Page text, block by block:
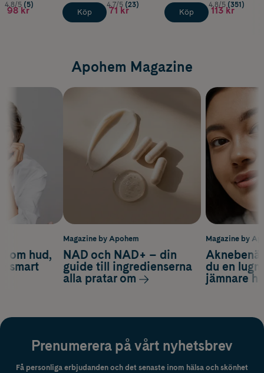
4.8/5 (5)
98 kr Köp
4.7/5 (23)
71 kr Köp
4.8/5 (351)
113 kr
Apohem Magazine
Magazine by
du en
jämnare
om hud,
smart
Magazine by Apohem
NAD och NAD+ – din
guide till ingredienserna
alla pratar om
Prenumerera på vårt nyhetsbrev
Få personliga erbjudanden och det senaste inom hälsa och skönhet